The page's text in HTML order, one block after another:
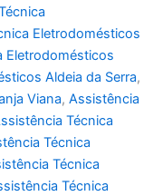
Eletrodomésticos
Eletrodomésticos
Aldeia da Serra,
Viana, Assistência
Técnica
Técnica
Técnica
Técnica